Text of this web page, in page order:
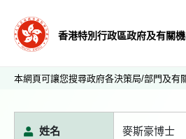
香港特別行政區政府及有關
本網頁可讓您搜尋政府各決策局/部門及有
姓名 麥斯豪博士